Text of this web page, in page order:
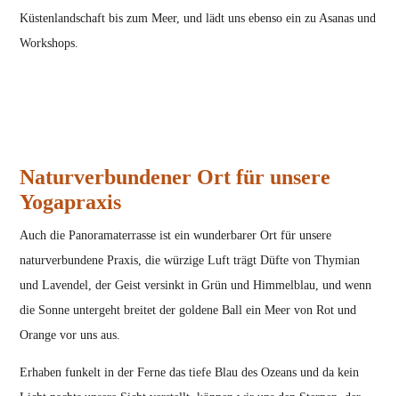
Küstenlandschaft bis zum Meer, und lädt uns ebenso ein zu Asanas und
Workshops.
Naturverbundener Ort für unsere
Yogapraxis
Auch die Panoramaterrasse ist ein wunderbarer Ort für unsere
naturverbundene Praxis, die würzige Luft trägt Düfte von Thymian
und Lavendel, der Geist versinkt in Grün und Himmelblau, und wenn
die Sonne untergeht breitet der goldene Ball ein Meer von Rot und
Orange vor uns aus.
Erhaben funkelt in der Ferne das tiefe Blau des Ozeans und da kein